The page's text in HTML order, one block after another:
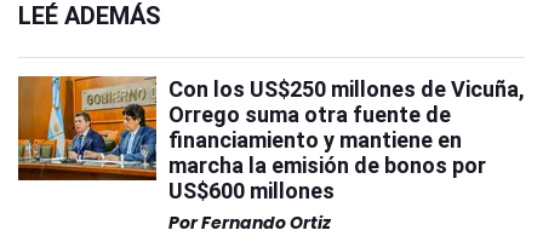
LEÉ ADEMÁS
Con los US$250 millones de Vicuña,
Orrego suma otra fuente de
financiamiento y mantiene en
marcha la emisión de bonos por
US$600 millones
PorFernando Ortiz